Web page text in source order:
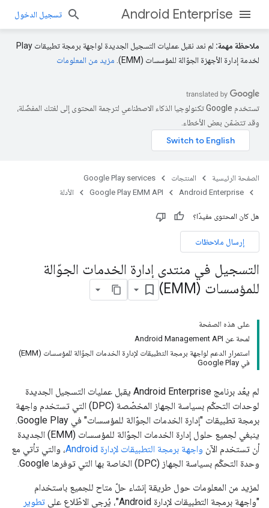
Android Enterprise تسجيل الدخول
ملاحظة مهمة:
لم نعد نقبل عمليات التسجيل الجديدة لواجهة برمجة تطبيقات Play
لخدمة إدارة الأجهزة الجوّالة للمؤسسات (EMM).
مزيد من المعلومات
تستخدم Google تكنولوجيا الذكاء الاصطناعي لترجمة المحتوى إلى لغتك المفضّلة،
وقد تتضمّن بعض الأخطاء.
الصفحة الرئيسية المنتجات
Google Play services
Android Enterprise
Google Play EMM API الأدلة
هل كان المحتوى مفيدًا؟
إرسال ملاحظات
التسجيل في منتدى إدارة الخدمات الجوّالة
للمؤسسات (EMM)
على هذه الصفحة
لمحة عن Android Management API
استمرار الدعم لواجهة برمجة التطبيقات لإدارة الخدمات الجوّالة للمؤسسات (EMM)
في Google Play
لم يعُد برنامج Android Enterprise يقبل عمليات التسجيل الجديدة
لوحدات التحكّم بسياسة الجهاز المخصّصة (DPC) التي تستخدم واجهة
برمجة تطبيقات "إدارة الخدمات الجوّالة للمؤسسات" في Google Play.
ينبغي لجميع حلول إدارة الخدمات الجوّالة للمؤسسات (EMM) الجديدة
أن تستخدم الآن واجهة برمجة التطبيقات لإدارة Android
، والتي تأتي مع
وحدة التحكّم بسياسة الجهاز (DPC) الخاصة بها التي توفرها Google.
لمزيد من المعلومات حول طريقة إنشاء حلّ متاح للجميع باستخدام
"واجهة برمجة التطبيقات لإدارة Android"، يُرجى الاطّلاع على
تطوير